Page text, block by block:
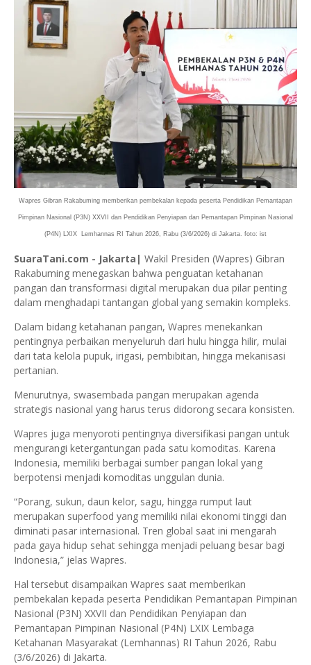
Wapres Gibran Rakabuming memberikan pembekalan kepada peserta Pendidikan Pemantapan
Pimpinan Nasional (P3N) XXVII dan Pendidikan Penyiapan dan Pemantapan Pimpinan Nasional
(P4N) LXIX Lemhannas RI Tahun 2026, Rabu (3/6/2026) di Jakarta. foto: ist
SuaraTani.com - Jakarta| Wakil Presiden (Wapres) Gibran
Rakabuming menegaskan bahwa penguatan ketahanan
pangan dan transformasi digital merupakan dua pilar penting
dalam menghadapi tantangan global yang semakin kompleks.
Dalam bidang ketahanan pangan, Wapres menekankan
pentingnya perbaikan menyeluruh dari hulu hingga hilir, mulai
dari tata kelola pupuk, irigasi, pembibitan, hingga mekanisasi
pertanian.
Menurutnya, swasembada pangan merupakan agenda
strategis nasional yang harus terus didorong secara konsisten.
Wapres juga menyoroti pentingnya diversifikasi pangan untuk
mengurangi ketergantungan pada satu komoditas. Karena
Indonesia, memiliki berbagai sumber pangan lokal yang
berpotensi menjadi komoditas unggulan dunia.
“Porang, sukun, daun kelor, sagu, hingga rumput laut
merupakan superfood yang memiliki nilai ekonomi tinggi dan
diminati pasar internasional. Tren global saat ini mengarah
pada gaya hidup sehat sehingga menjadi peluang besar bagi
Indonesia,” jelas Wapres.
Hal tersebut disampaikan Wapres saat memberikan
pembekalan kepada peserta Pendidikan Pemantapan Pimpinan
Nasional (P3N) XXVII dan Pendidikan Penyiapan dan
Pemantapan Pimpinan Nasional (P4N) LXIX Lembaga
Ketahanan Masyarakat (Lemhannas) RI Tahun 2026, Rabu
(3/6/2026) di Jakarta.